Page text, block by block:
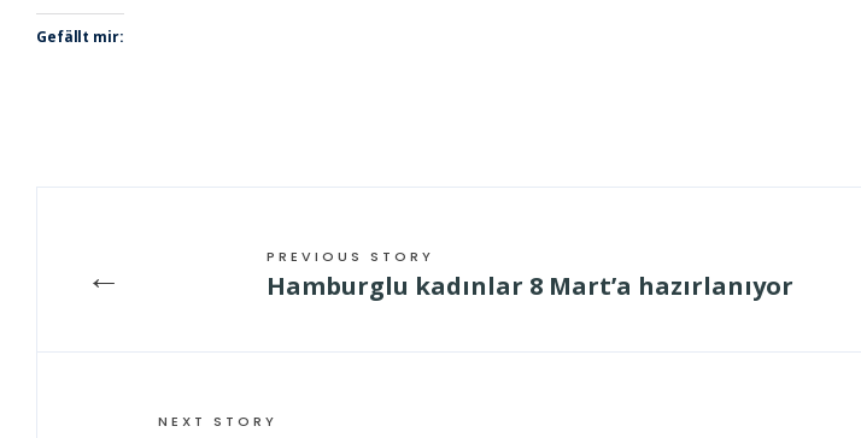
Gefällt mir:
← PREVIOUS STORY
Hamburglu kadınlar 8 Mart’a hazırlanıyor
NEXT STORY